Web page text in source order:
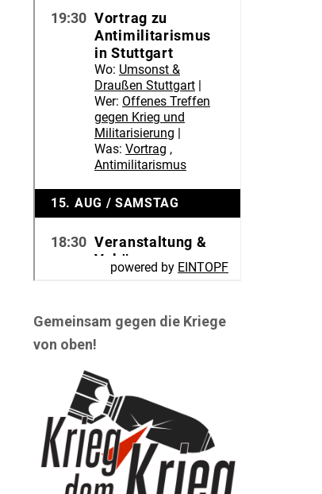
Gemeinsam gegen die Kriege
von oben!